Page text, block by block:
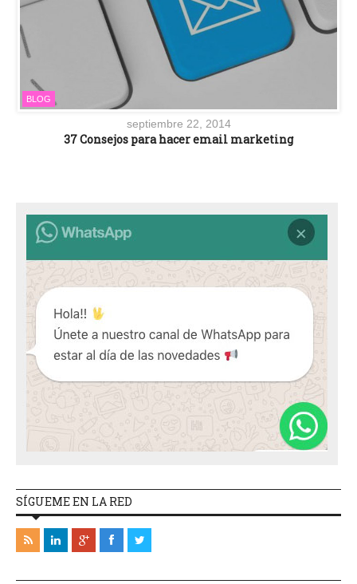
BLOG
septiembre 22, 2014
37 Consejos para hacer email marketing
SÍGUEME EN LA RED